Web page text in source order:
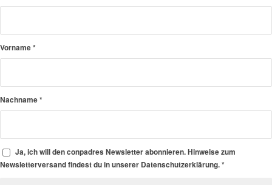
Vorname*
Nachname*
Ja, ich will den conpadres Newsletter abonnieren. Hinweise zum
Newsletterversand findest du in unserer Datenschutzerklärung.*